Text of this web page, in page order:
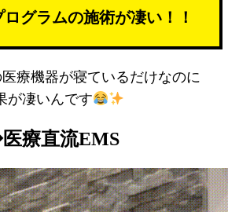
グラムの施術が凄い！！
療機器が寝ているだけなのに
が凄いんです
療直流EMS